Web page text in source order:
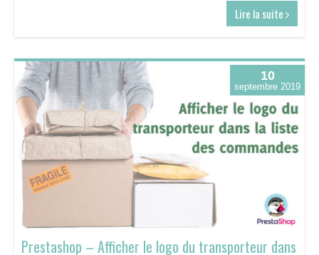
Lire la suite
10
septembre 2019
Prestashop – Afficher le logo du transporteur dans